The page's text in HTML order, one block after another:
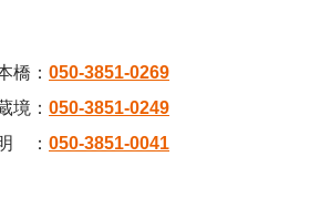
橋： 050-3851-0269
境： 050-3851-0249
： 050-3851-0041